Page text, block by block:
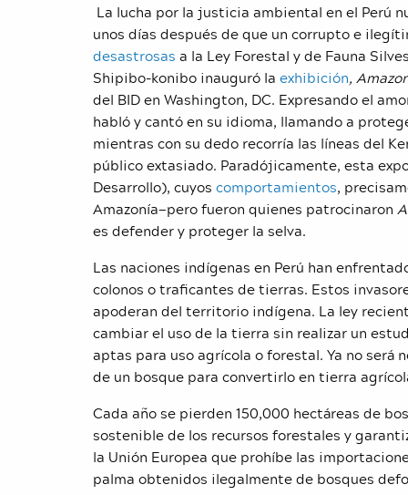
La lucha por la justicia ambiental en el Perú
unos días después de que un corrupto e
desastrosas a la Ley Forestal y de Fauna
Shipibo-konibo inauguró la exhibición,
del BID en Washington, DC. Expresando el
habló y cantó en su idioma, llamando a
mientras con su dedo recorría las líneas del
público extasiado. Paradójicamente, esta
Desarrollo), cuyos comportamientos,
Amazonía—pero fueron quienes patrocinaron
es defender y proteger la selva.
Las naciones indígenas en Perú han
colonos o traficantes de tierras. Estos
apoderan del territorio indígena. La ley
cambiar el uso de la tierra sin realizar un
aptas para uso agrícola o forestal. Ya no
de un bosque para convertirlo en tierra
Cada año se pierden 150,000 hectáreas de
sostenible de los recursos forestales y
la Unión Europea que prohíbe las
palma obtenidos ilegalmente de bosques